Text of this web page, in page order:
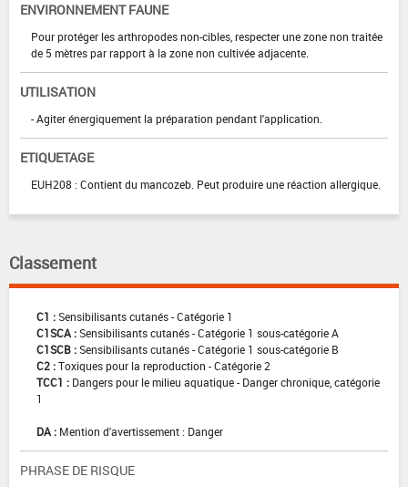
ENVIRONNEMENT FAUNE
Pour protéger les arthropodes non-cibles, respecter une zone non traitée
de 5 mètres par rapport à la zone non cultivée adjacente.
UTILISATION
- Agiter énergiquement la préparation pendant l'application.
ETIQUETAGE
EUH208 : Contient du mancozeb. Peut produire une réaction allergique.
Classement
C1 :Sensibilisants cutanés - Catégorie 1
C1SCA :Sensibilisants cutanés - Catégorie 1 sous-catégorie A
C1SCB :Sensibilisants cutanés - Catégorie 1 sous-catégorie B
C2 :Toxiques pour la reproduction - Catégorie 2
TCC1 : Dangers pour le milieu aquatique - Danger chronique, catégorie
1
DA : Mention d'avertissement : Danger
PHRASE DE RISQUE